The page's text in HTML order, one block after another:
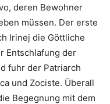
deren Bewohner
müssen. Der erste
Irinej die Göttliche
Entschlafung der
fuhr der Patriarch
und Zociste. Überall
Begegnung mit dem